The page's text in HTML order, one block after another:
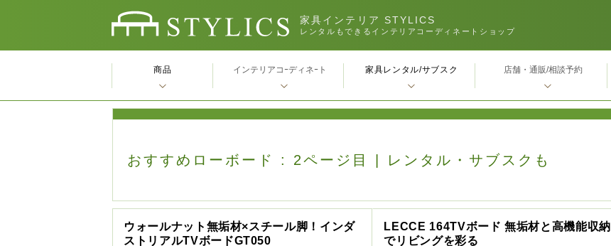
家具インテリア STYLICS
レンタルもできるインテリアコーディネートショップ
おすすめローボード : 2ページ目 | レンタル・サブスクも
ウォールナット無垢材×スチール脚！インダ
ストリアルTVボードGT050
LECCE 164TVボード 無垢材と高機能収納
でリビングを彩る
商品 インテリアコｰディネｰト 家具レンタル/サブスク 店舗・通販/相談予約